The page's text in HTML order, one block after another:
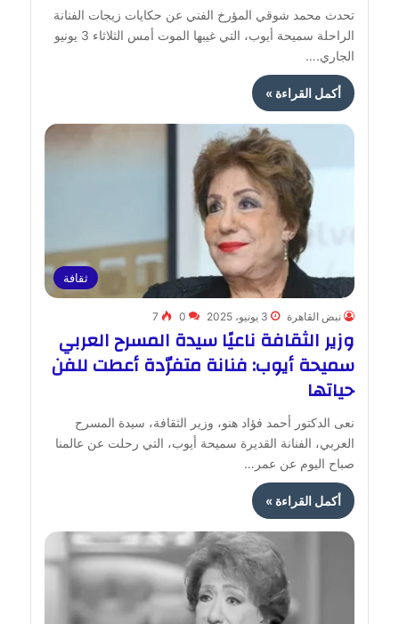
تحدث محمد شوقي المؤرخ الفني عن حكايات زيجات الفنانة
الراحلة سميحة أيوب، التي غيبها الموت أمس الثلاثاء 3 يونيو
الجاري.…
أكمل القراءة »
ثقافة
نبض القاهرة 3 يونيو، 2025 0
7
وزير الثقافة ناعيًا سيدة المسرح العربي
سميحة أيوب: فنانة متفرّدة أعطت للفن
حياتها
نعى الدكتور أحمد فؤاد هنو، وزير الثقافة، سيدة المسرح
العربي، الفنانة القديرة سميحة أيوب، التي رحلت عن عالمنا
صباح اليوم عن عمر…
أكمل القراءة »